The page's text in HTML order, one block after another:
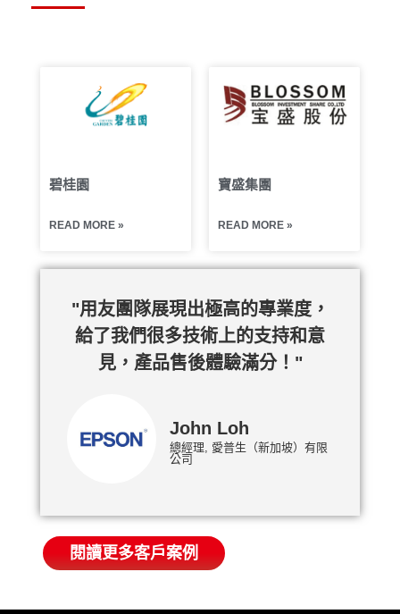
碧桂園
READ MORE »
寶盛集團
READ MORE »
"用友團隊展現出極高的專業度，
給了我們很多技術上的支持和意
見，產品售後體驗滿分！"
John Loh
總經理, 愛普生（新加坡）有限
公司
閱讀更多客戶案例